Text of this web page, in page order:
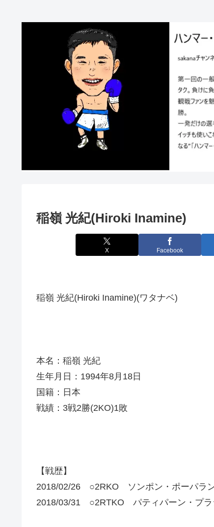
稲嶺 光紀(Hiroki Inamine)
X Facebook
稲嶺 光紀(Hiroki Inamine)(ワタナベ)
本名：稲嶺 光紀
生年月日：1994年8月18日
国籍：日本
戦績：3戦2勝(2KO)1敗
【戦歴】
2018/02/26 ○2RKO ソンポン・ポーパラ
2018/03/31 ○2RTKO パティパーン・プラ